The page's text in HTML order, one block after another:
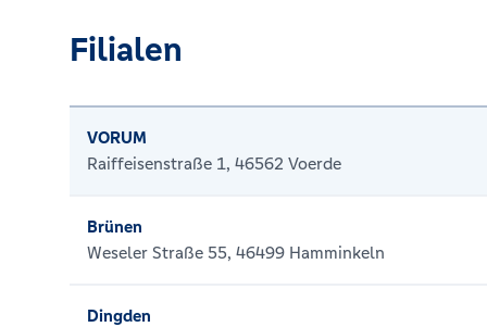
Filialen
VORUM
Raiffeisenstraße 1, 46562 Voerde
Brünen
Weseler Straße 55, 46499 Hamminkeln
Dingden